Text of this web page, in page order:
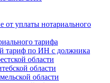
от уплаты нотариального
тарифа
тариф по ИН с должника
области
области
области